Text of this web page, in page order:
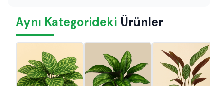
Aynı Kategorideki Ürünler